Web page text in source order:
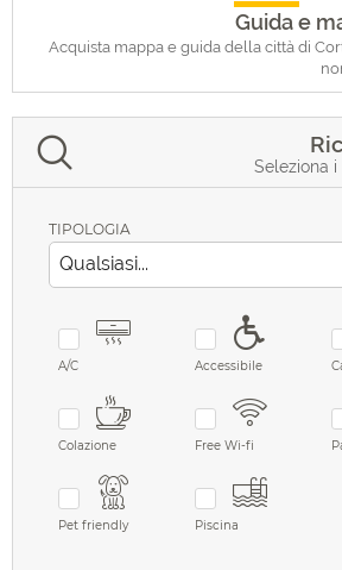
Guida e
Acquista mappa e guida della città di
Seleziona
TIPOLOGIA
A/C Accessibile
Colazione Free Wi-fi
Pet friendly Piscina